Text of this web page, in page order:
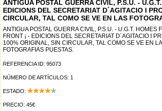
ANTIGUA POSTAL GUERRA CIVIL, P.S.U. -
EDICIONS DEL SECRETARIAT D´AGITACIO I
CIRCULAR, TAL COMO SE VE EN LAS
ANTIGUA POSTAL GUERRA CIVIL, P.S.U. - U.G.T. HOMES
FRONT ¡ - EDICIONS DEL SECRETARIAT D´AGITACIO I
100% ORIGINAL, SIN CIRCULAR, TAL COMO SE VE EN
FOTOGRAFIAS PUESTAS.
REFERENCIA ID: 95073
NÚMERO DE ARTÍCULOS: 1
ESTADO:
PRECIO: 45€